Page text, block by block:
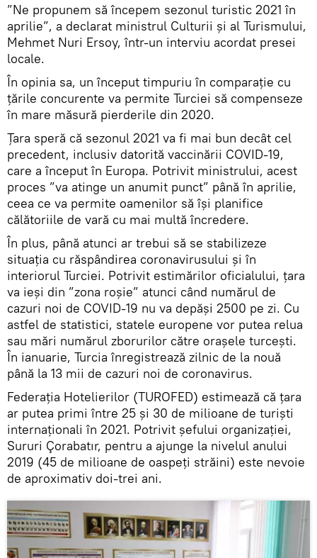
”Ne propunem să începem sezonul turistic 2021 în
aprilie”, a declarat ministrul Culturii și al Turismului,
Mehmet Nuri Ersoy, într-un interviu acordat presei
locale.
În opinia sa, un început timpuriu în comparație cu
țările concurente va permite Turciei să compenseze
în mare măsură pierderile din 2020.
Țara speră că sezonul 2021 va fi mai bun decât cel
precedent, inclusiv datorită vaccinării COVID-19,
care a început în Europa. Potrivit ministrului, acest
proces ”va atinge un anumit punct” până în aprilie,
ceea ce va permite oamenilor să își planifice
călătoriile de vară cu mai multă încredere.
În plus, până atunci ar trebui să se stabilizeze
situația cu răspândirea coronavirusului și în
interiorul Turciei. Potrivit estimărilor oficialului, țara
va ieși din ”zona roșie” atunci când numărul de
cazuri noi de COVID-19 nu va depăși 2500 pe zi. Cu
astfel de statistici, statele europene vor putea relua
sau mări numărul zborurilor către orașele turcești.
În ianuarie, Turcia înregistrează zilnic de la nouă
până la 13 mii de cazuri noi de coronavirus.
Federația Hotelierilor (TUROFED) estimează că țara
ar putea primi între 25 și 30 de milioane de turiști
internaționali în 2021. Potrivit șefului organizației,
Sururi Çorabatır, pentru a ajunge la nivelul anului
2019 (45 de milioane de oaspeți străini) este nevoie
de aproximativ doi-trei ani.